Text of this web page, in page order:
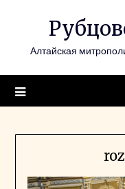
Алтайская